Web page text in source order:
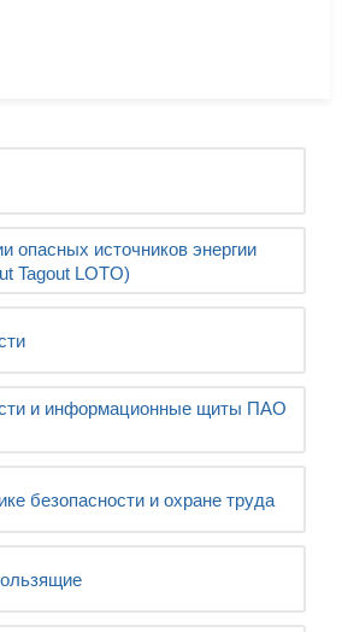
опасных источников энергии
Tagout LOTO)
и информационные щиты ПАО
безопасности и охране труда